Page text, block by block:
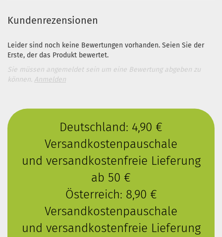
Kundenrezensionen
Leider sind noch keine Bewertungen vorhanden. Seien Sie der
Erste, der das Produkt bewertet.
Sie müssen angemeldet sein um eine Bewertung abgeben zu
können. Anmelden
Deutschland: 4,90 €
Versandkostenpauschale
und versandkostenfreie Lieferung
ab 50 €
Österreich: 8,90 €
Versandkostenpauschale
und versandkostenfreie Lieferung